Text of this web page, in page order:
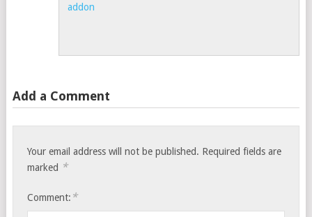
addon
Add a Comment
Your email address will not be published. Required fields are
marked *
Comment: *